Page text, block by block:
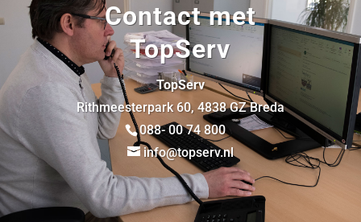
Contact met
TopServ
TopServ
Rithmeesterpark 60, 4838 GZ Breda
088- 00 74 800
info@topserv.nl